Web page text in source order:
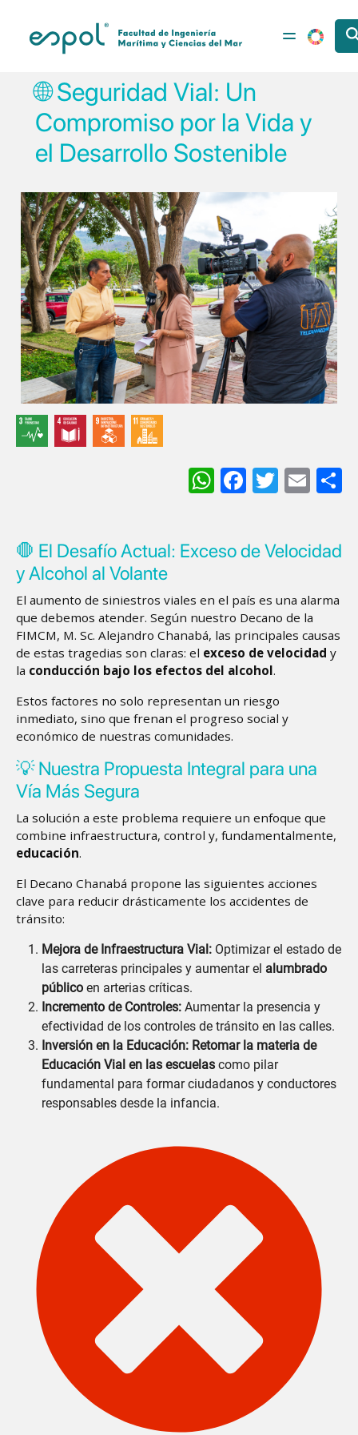
🌐 Seguridad Vial: Un
Compromiso por la Vida y
el Desarrollo Sostenible
Image
WhatsApp
Facebook
Twitter
🛑 El Desafío Actual: Exceso de Velocidad
y Alcohol al Volante
El aumento de siniestros viales en el país es una alarma
que debemos atender. Según nuestro Decano de la
FIMCM, M. Sc. Alejandro Chanabá, las principales causas
de estas tragedias son claras: el exceso de velocidad y
la conducción bajo los efectos del alcohol.
Estos factores no solo representan un riesgo
inmediato, sino que frenan el progreso social y
económico de nuestras comunidades.
💡 Nuestra Propuesta Integral para una
Vía Más Segura
La solución a este problema requiere un enfoque que
combine infraestructura, control y, fundamentalmente,
educación.
El Decano Chanabá propone las siguientes acciones
clave para reducir drásticamente los accidentes de
tránsito:
Mejora de Infraestructura Vial: Optimizar el estado de
las carreteras principales y aumentar el alumbrado
público en arterias críticas.
Incremento de Controles: Aumentar la presencia y
efectividad de los controles de tránsito en las calles.
Inversión en la Educación: Retomar la materia de
Educación Vial en las escuelas como pilar
fundamental para formar ciudadanos y conductores
responsables desde la infancia.